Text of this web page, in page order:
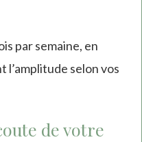
par semaine, en
selon vos
de votre